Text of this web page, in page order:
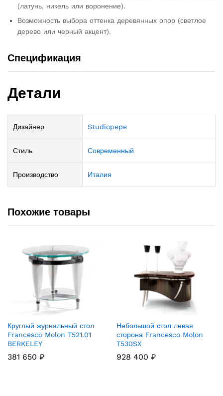
(латунь, никель или воронение).
Возможность выбора оттенка деревянных опор (светлое
дерево или черный акцент).
Спецификация
Детали
Дизайнер Studiopepe
Стиль Современный
Производство Италия
Похожие товары
Круглый журнальный стол
Francesco Molon T521.01
BERKELEY
381 650 ₽
Небольшой стол левая
сторона Francesco Molon
T530SX
928 400 ₽